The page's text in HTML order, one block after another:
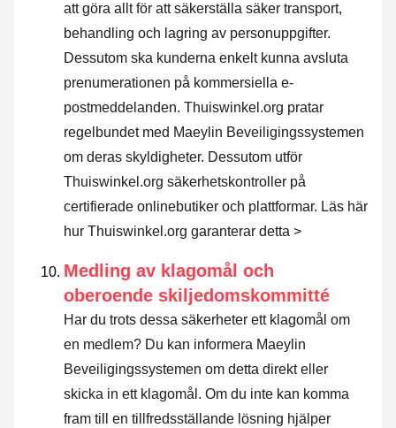
att göra allt för att säkerställa säker transport,
behandling och lagring av personuppgifter.
Dessutom ska kunderna enkelt kunna avsluta
prenumerationen på kommersiella e-
postmeddelanden. Thuiswinkel.org pratar
regelbundet med Maeylin Beveiligingssystemen
om deras skyldigheter. Dessutom utför
Thuiswinkel.org säkerhetskontroller på
certifierade onlinebutiker och plattformar. Läs här
hur Thuiswinkel.org garanterar detta >
Medling av klagomål och
oberoende skiljedomskommitté
Har du trots dessa säkerheter ett klagomål om
en medlem? Du kan informera Maeylin
Beveiligingssystemen om detta direkt eller
skicka in ett klagomål . Om du inte kan komma
fram till en tillfredsställande lösning hjälper